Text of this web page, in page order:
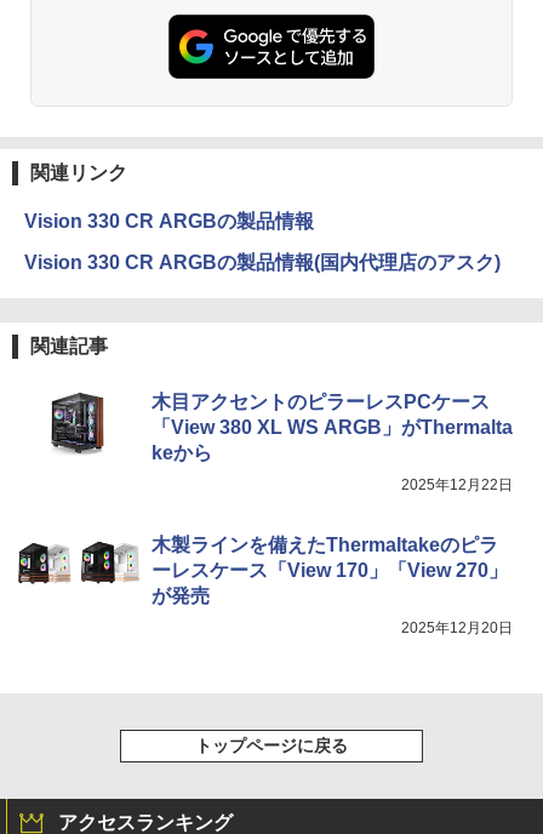
関連リンク
Vision 330 CR ARGBの製品情報
Vision 330 CR ARGBの製品情報(国内代理店のアスク)
関連記事
木目アクセントのピラーレスPCケース
「View 380 XL WS ARGB」がThermalta
keから
2025年12月22日
木製ラインを備えたThermaltakeのピラ
ーレスケース「View 170」「View 270」
が発売
2025年12月20日
トップページに戻る
アクセスランキング